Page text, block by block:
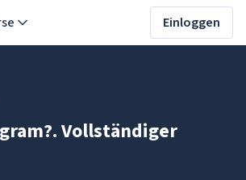
Einloggen
Vollständiger